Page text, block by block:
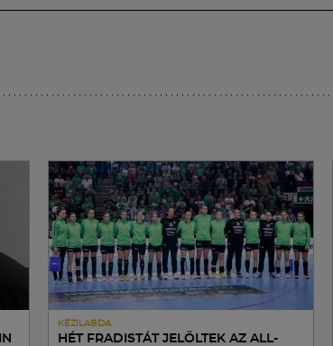
KÉZILABDA
HÉT FRADISTÁT JELÖLTEK AZ ALL-